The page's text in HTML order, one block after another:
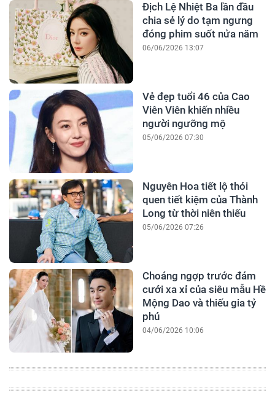
Địch Lệ Nhiệt Ba lần đầu
chia sẻ lý do tạm ngưng
đóng phim suốt nửa năm
06/06/2026 13:07
Vẻ đẹp tuổi 46 của Cao
Viên Viên khiến nhiều
người ngưỡng mộ
05/06/2026 07:30
Nguyên Hoa tiết lộ thói
quen tiết kiệm của Thành
Long từ thời niên thiếu
05/06/2026 07:26
Choáng ngợp trước đám
cưới xa xỉ của siêu mẫu Hề
Mộng Dao và thiếu gia tỷ
phú
04/06/2026 10:06